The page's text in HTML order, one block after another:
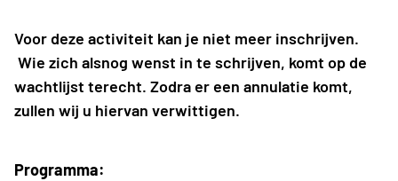
Voor deze activiteit kan je niet meer inschrijven.
Wie zich alsnog wenst in te schrijven, komt op de
wachtlijst terecht. Zodra er een annulatie komt,
zullen wij u hiervan verwittigen.
Programma: